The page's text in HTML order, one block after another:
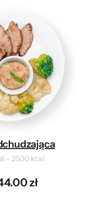
– 2500 kcal
zł